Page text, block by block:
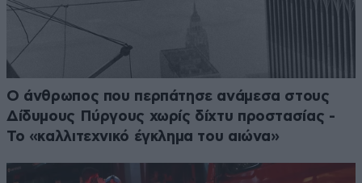
Ο άνθρωπος που περπάτησε ανάμεσα στους
Δίδυμους Πύργους χωρίς δίχτυ προστασίας -
Το «καλλιτεχνικό έγκλημα του αιώνα»